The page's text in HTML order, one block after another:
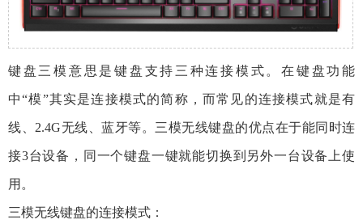
键盘三模意思是键盘支持三种连接模式。在键盘功能
中“模”其实是连接模式的简称，而常见的连接模式就是有
线、2.4G无线、蓝牙等。三模无线键盘的优点在于能同时连
接3台设备，同一个键盘一键就能切换到另外一台设备上使
用。
三模无线键盘的连接模式：